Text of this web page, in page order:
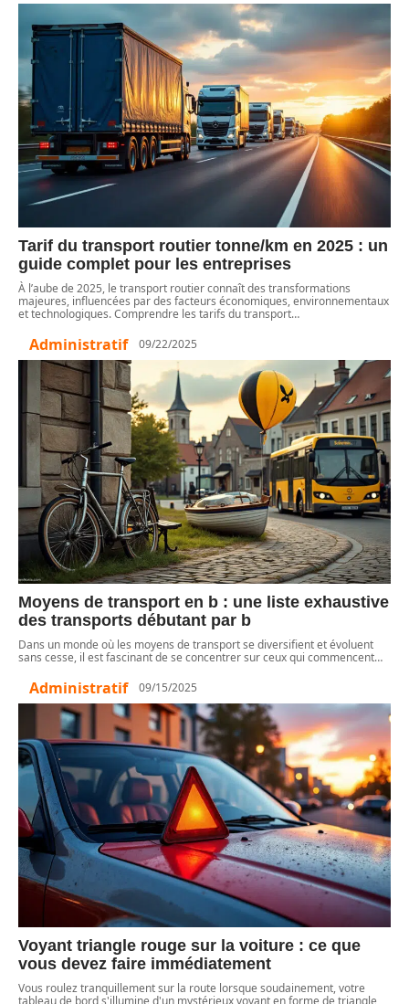
Tarif du transport routier tonne/km en 2025 : un
guide complet pour les entreprises
À l’aube de 2025, le transport routier connaît des transformations
majeures, influencées par des facteurs économiques, environnementaux
et technologiques. Comprendre les tarifs du transport…
Administratif 09/22/2025
Moyens de transport en b : une liste exhaustive
des transports débutant par b
Dans un monde où les moyens de transport se diversifient et évoluent
sans cesse, il est fascinant de se concentrer sur ceux qui commencent…
Administratif 09/15/2025
Voyant triangle rouge sur la voiture : ce que
vous devez faire immédiatement
Vous roulez tranquillement sur la route lorsque soudainement, votre
tableau de bord s'illumine d'un mystérieux voyant en forme de triangle